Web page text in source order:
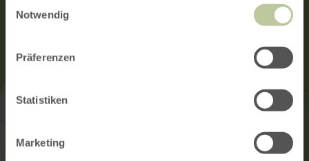
Notwendig
Präferenzen
Statistiken
Marketing